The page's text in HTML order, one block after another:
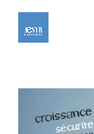
contenido